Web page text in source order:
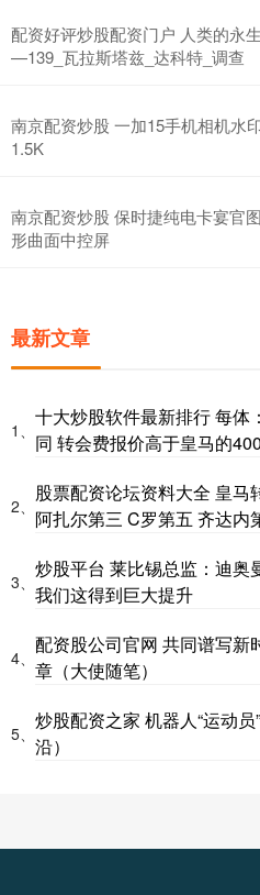
配资好评炒股配资门户 人类的永
—139_瓦拉斯塔兹_达科特_调查
南京配资炒股 一加15手机相机水
1.5K
南京配资炒股 保时捷纯电卡宴官
形曲面中控屏
最新文章
1、
十大炒股软件最新排行 每体
同 转会费报价高于皇马的
2、
股票配资论坛资料大全 皇
阿扎尔第三 C罗第五 齐达内
3、
炒股平台 莱比锡总监：迪奥
我们这得到巨大提升
4、
配资股公司官网 共同谱写新
章（大使随笔）
5、
炒股配资之家 机器人“运动
沿）